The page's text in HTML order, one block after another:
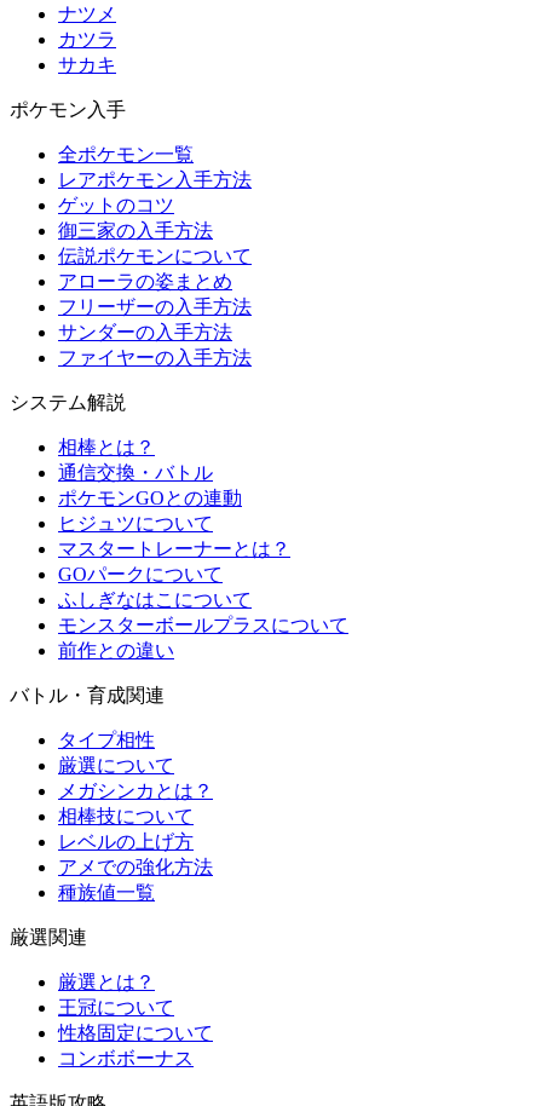
ナツメ
カツラ
サカキ
ポケモン入手
全ポケモン一覧
レアポケモン入手方法
ゲットのコツ
御三家の入手方法
伝説ポケモンについて
アローラの姿まとめ
フリーザーの入手方法
サンダーの入手方法
ファイヤーの入手方法
システム解説
相棒とは？
通信交換・バトル
ポケモンGOとの連動
ヒジュツについて
マスタートレーナーとは？
GOパークについて
ふしぎなはこについて
モンスターボールプラスについて
前作との違い
バトル・育成関連
タイプ相性
厳選について
メガシンカとは？
相棒技について
レベルの上げ方
アメでの強化方法
種族値一覧
厳選関連
厳選とは？
王冠について
性格固定について
コンボボーナス